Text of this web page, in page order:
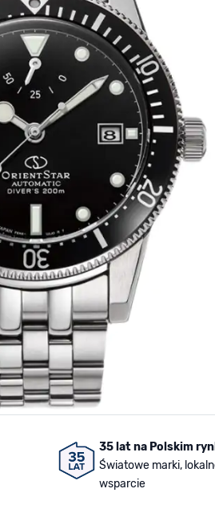
35 lat na Polskim
Światowe marki,
wsparcie